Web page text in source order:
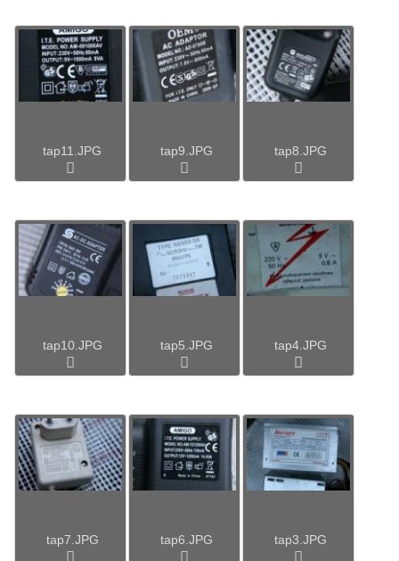
tap11.JPG tap9.JPG tap8.JPG
tap10.JPG tap5.JPG tap4.JPG
tap7.JPG tap6.JPG tap3.JPG